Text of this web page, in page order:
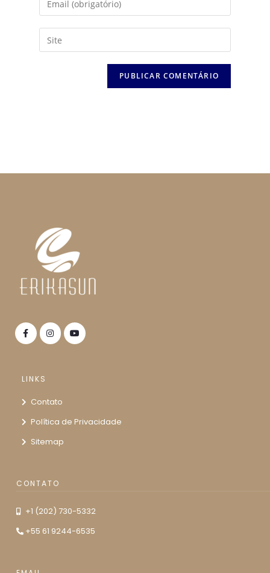
LINKS
Contato
Política de Privacidade
Sitemap
CONTATO
+1 (202) 730-5332
+55 61 9244-6535